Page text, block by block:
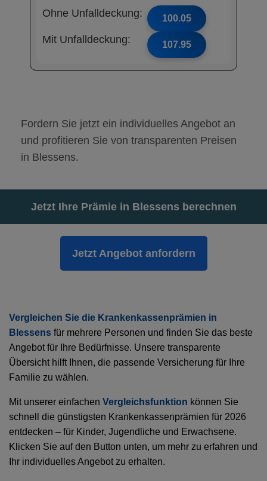
Ohne Unfalldeckung: 100.05
Mit Unfalldeckung: 107.95
Fordern Sie jetzt ein individuelles Angebot an
und profitieren Sie von transparenten Preisen
in Blessens.
Jetzt Ihre Prämie in Blessens berechnen
Jetzt Angebot anfordern
Vergleichen Sie die Krankenkassenprämien in
Blessens für mehrere Personen und finden Sie das beste
Angebot für Ihre Bedürfnisse. Unsere transparente
Übersicht hilft Ihnen, die passende Versicherung für Ihre
Familie zu wählen.
Mit unserer einfachen Vergleichsfunktion können Sie
schnell die günstigsten Krankenkassenprämien für 2026
entdecken – für Kinder, Jugendliche und Erwachsene.
Klicken Sie auf den Button unten, um mehr zu erfahren und
Ihr individuelles Angebot zu erhalten.